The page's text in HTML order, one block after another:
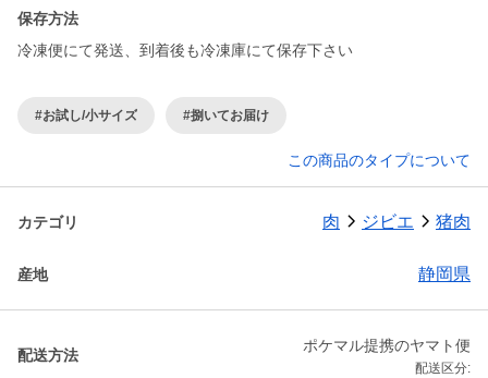
保存方法
冷凍便にて発送、到着後も冷凍庫にて保存下さい
#お試し/小サイズ #捌いてお届け
この商品のタイプについて
カテゴリ 肉 ジビエ 猪肉
産地 静岡県
配送方法
ポケマル提携のヤマト便
配送区分: